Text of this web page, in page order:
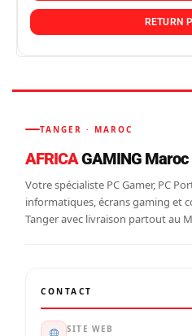
RETURN
TANGER · MAROC
AFRICAGAMING Maroc
Votre spécialiste PC Gamer, PC
informatiques, écrans gaming et
Tanger avec livraison partout au
CONTACT
SITE WEB